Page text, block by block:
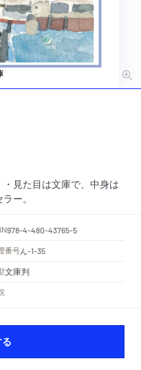
見た目は文庫で、中身は
ー。
978-4-480-43765-5
番号ん-1-35
文庫判